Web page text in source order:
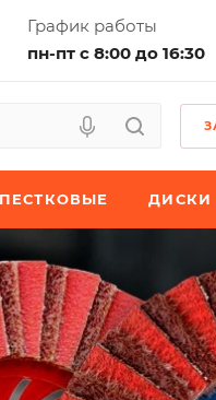
График работы
пн-пт с 8:00 до 16:30